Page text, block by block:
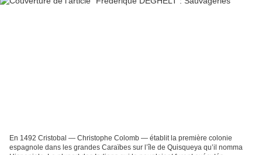
En 1492 Cristobal — Christophe Colomb — établit la première colonie
espagnole dans les grandes Caraïbes sur l’île de Quisqueya qu’il nomma